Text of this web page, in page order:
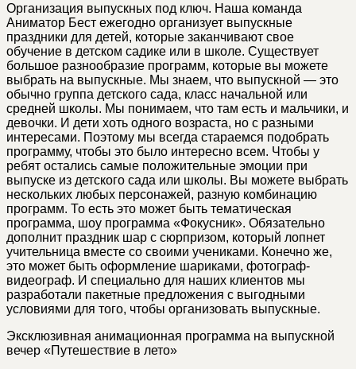
Организация выпускных под ключ. Наша команда
Аниматор Бест ежегодно организует выпускные
праздники для детей, которые заканчивают свое
обучение в детском садике или в школе. Существует
большое разнообразие программ, которые вы можете
выбрать на выпускные. Мы знаем, что выпускной — это
обычно группа детского сада, класс начальной или
средней школы. Мы понимаем, что там есть и мальчики, и
девочки. И дети хоть одного возраста, но с разными
интересами. Поэтому мы всегда стараемся подобрать
программу, чтобы это было интересно всем. Чтобы у
ребят остались самые положительные эмоции при
выпуске из детского сада или школы. Вы можете выбрать
нескольких любых персонажей, разную комбинацию
программ. То есть это может быть тематическая
программа, шоу программа «Фокусник». Обязательно
дополнит праздник шар с сюрпризом, который лопнет
учительница вместе со своими учениками. Конечно же,
это может быть оформление шариками, фотограф-
видеограф. И специально для наших клиентов мы
разработали пакетные предложения с выгодными
условиями для того, чтобы организовать выпускные.
Эксклюзивная анимационная программа на выпускной
вечер «Путешествие в лето»